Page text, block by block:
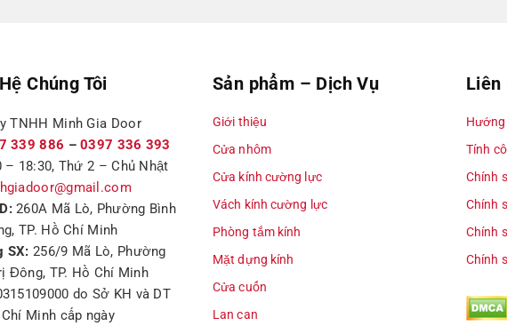
2000 x 2500
tham khảo, giá thành sản phẩm sẽ thay đổi tùy thời điểm. Để biết được
0937 339 886để được tư vấn và hỗ trợ nhanh chóng.
Nam trên thị trường hiện nay
là tên gọi chung cho dòng sản phẩm cửa nhôm được sản xuất trên
khẩu khác, nhưng về độ uy tín, chất lượng hay
nhôm Xingfa như: Nhôm Xingfa Tiến Đạt, Nhôm xingfa Taiwan, nhôm
Chúng Tôi
TNHH Minh Gia Door
339 886 –0397 336 393
– 18:30, Thứ 2 – Chủ Nhật
260A Mã Lò, Phường Bình
TP. Hồ Chí Minh
SX: 256/9 Mã Lò, Phường
Đông, TP. Hồ Chí Minh
do Sở KH và DT
Minh cấp ngày
Sản phẩm – Dịch Vụ
Giới thiệu
Cửa nhôm
Cửa kính cường lực
Vách kính cường lực
Phòng tắm kính
Mặt dựng kính
Cửa cuốn
Lan can
Liên
Tính
Chính
Chính
Chính
Chính